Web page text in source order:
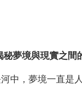
秘夢境與現實之間
中，夢境一直是